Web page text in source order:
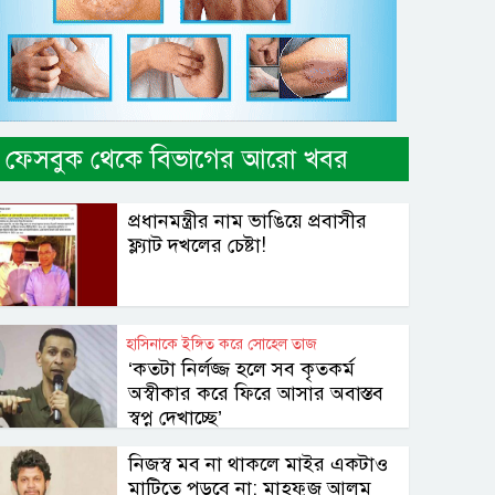
ফেসবুক থেকে বিভাগের আরো খবর
প্রধানমন্ত্রীর নাম ভাঙিয়ে প্রবাসীর
ফ্ল্যাট দখলের চেষ্টা!
হাসিনাকে ইঙ্গিত করে সোহেল তাজ
‍‘কতটা নির্লজ্জ হলে সব কৃতকর্ম
অস্বীকার করে ফিরে আসার অবাস্তব
স্বপ্ন দেখাচ্ছে‍‍’
নিজস্ব মব না থাকলে মাইর একটাও
মাটিতে পড়বে না: মাহফুজ আলম